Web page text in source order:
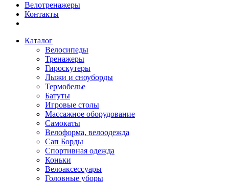
Велотренажеры
Контакты
Каталог
Велосипеды
Тренажеры
Гироскутеры
Лыжи и сноуборды
Термобелье
Батуты
Игровые столы
Массажное оборудование
Самокаты
Велоформа, велоодежда
Сап Борды
Спортивная одежда
Коньки
Велоаксессуары
Головные уборы